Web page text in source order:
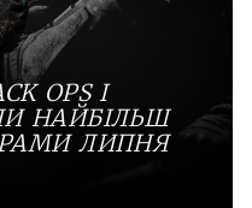
OPS І
НАЙБІЛЬШ
ЛИПНЯ